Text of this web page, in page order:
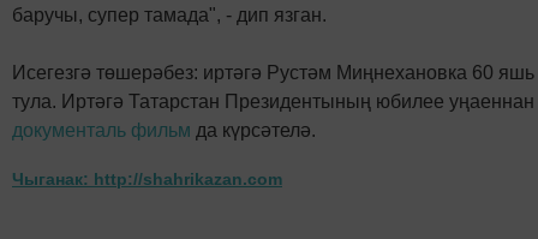
баручы, супер тамада", - дип язган.
Исегезгә төшерәбез: иртәгә Рустәм Миңнехановка 60 яшь
тула. Иртәгә Татарстан Президентының юбилее уңаеннан
документаль фильм да күрсәтелә.
Чыганак: http://shahrikazan.com